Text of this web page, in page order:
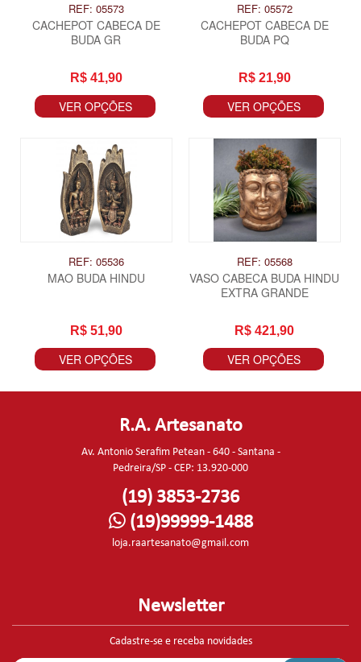
REF: 05573
CACHEPOT CABECA DE
BUDA GR
R$ 41,90
VER OPÇÕES
REF: 05572
CACHEPOT CABECA DE
BUDA PQ
R$ 21,90
VER OPÇÕES
REF: 05536
MAO BUDA HINDU
R$ 51,90
VER OPÇÕES
REF: 05568
VASO CABECA BUDA HINDU
EXTRA GRANDE
R$ 421,90
VER OPÇÕES
R.A. Artesanato
Av. Antonio Serafim Petean - 640 - Santana -
Pedreira/SP - CEP: 13.920-000
(19) 3853-2736
(19)99999-1488
loja.raartesanato@gmail.com
Newsletter
Cadastre-se e receba novidades